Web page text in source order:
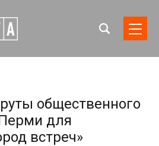
общественного
для
встреч»